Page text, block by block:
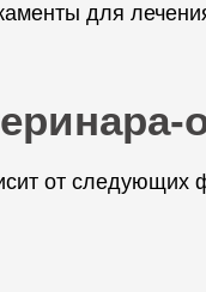
для
от следующих